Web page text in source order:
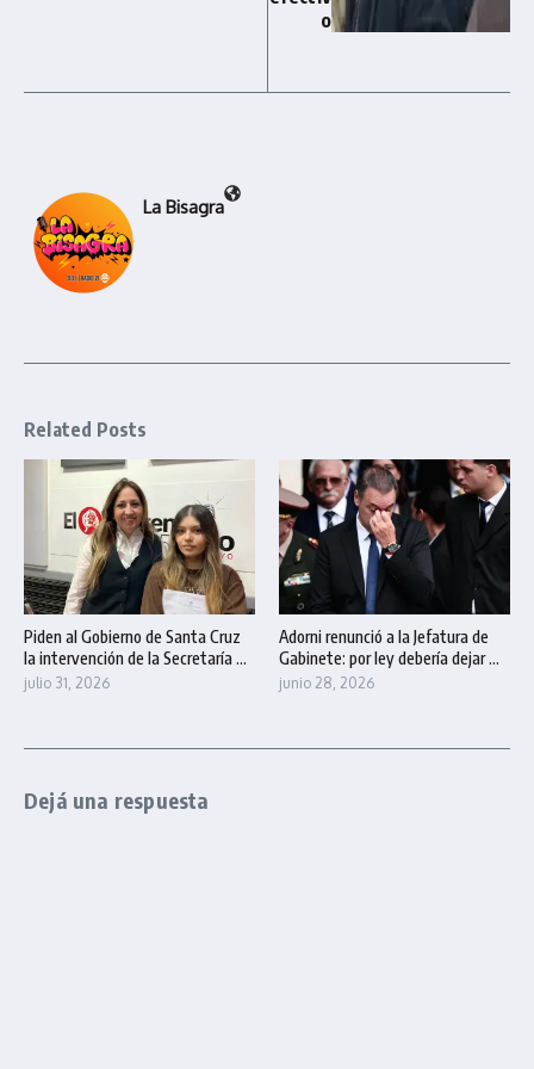
o
La Bisagra
Related Posts
Piden al Gobierno de Santa Cruz
la intervención de la Secretaría ...
julio 31, 2026
Adorni renunció a la Jefatura de
Gabinete: por ley debería dejar ...
junio 28, 2026
Dejá una respuesta